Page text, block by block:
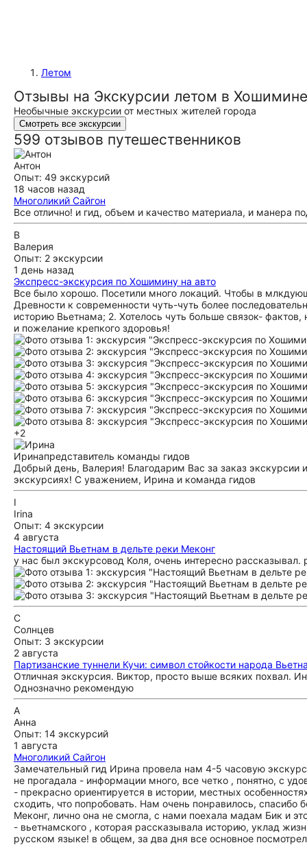
Летом
Отзывы на Экскурсии летом в Хошимине
Необычные экскурсии от местных жителей города
Смотреть все экскурсии
599 отзывов путешественников
Антон
Опыт: 49 экскурсий
18 часов назад
Многоликий Сайгон
Все отлично! и гид, объем и качество материала, и манера
В
Валерия
Опыт: 2 экскурсии
1 день назад
Экспресс-экскурсия по Хошимину на авто
Все было хорошо. Посетили много локаций. Чтобы в
Древности к современности чуть-чуть более
историю Вьетнама; 2. Хотелось чуть больше связок-
и пожелание крепкого здоровья!
+2
Иринапредставитель команды гидов
Добрый день, Валерия! Благодарим Вас за заказ
экскурсиях! С уважением, Ирина и команда гидов
I
Irina
Опыт: 4 экскурсии
4 августа
Настоящий Вьетнам в дельте реки Меконг
у нас был экскурсовод Коля, очень интересно
С
Солнцев
Опыт: 3 экскурсии
2 августа
Партизанские туннели Кучи: символ стойкости народа
Отличная экскурсия. Виктор, просто выше всяких похвал.
Однозначно рекомендую
А
Анна
Опыт: 14 экскурсий
1 августа
Многоликий Сайгон
Замечательный гид Ирина провела нам 4-5 часовую
не прогадала - информации много, все четко , понятно, с
- прекрасно ориентируется в истории, местных
сходить, что попробовать. Нам очень понравилось,
Меконг, лично она не смогла, с нами поехала мадам Бик и
- вьетнамского , которая рассказывала историю, уклад
русском языке! в общем, за два дня все основное